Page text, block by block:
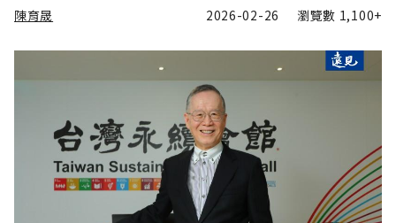
陳育晟 2026-02-26 瀏覽數 1,100+